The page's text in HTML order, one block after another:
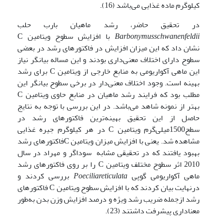
کیلوگرم ماده غذایی می‌باشد (16).
در تحقیق حاضر، رشد ماهیان بارب حلب
Barbonymusschwanenfeldii
با افزایش سطوح ویتامین C
نشان داد که این میزان افزایش در فاکتورهای رشد در بعضی
سطوح دارای اختلاف معنی‌داری بودند و این مساله بیانگر نیاز
این ماهی آکواریومی به منابع خارجی از ویتامین C برای رشد
بهینه است. وجود اختلاف معنی‌دار در برخی سطوح بیانگر این
مطلب بود که فرایند رشد ماهیان در منابع حاوی ویتامین C
بهتر از نمونه شاهد می‌باشد. در این بررسی با توجه به نتایج
حاصل از این تحقیق بهینه‌ترین فاکتورهای رشد در
سطح1500میلی‌گرم ویتامین C در هر کیلوگرم جیره غذایی
مشاهده شد. یعنی با افزایش میزان ویتامین Cفاکتورهای رشد
بهبود یافتند که در تحقیقی مشابه سوداگر و مهراد در سال
2010 اثر سطوح مختلف ویتامین C را بر روی فاکتورهای رشد
ماهی آکواریومی گوپی Poeciliareticulata بررسی کردند و
درنهایت بیان کردند که با افزایش سطوح ویتامین C فاکتورهای
رشد ازجمله ضریب رشد ویژه و درصد افزایش وزن بدن به‌طور
معناداری پیشرفت داشتند (23).